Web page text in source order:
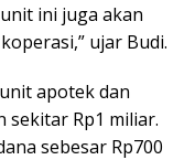
ini juga akan
ujar Budi.
apotek dan
sekitar Rp1 miliar.
sebesar Rp700